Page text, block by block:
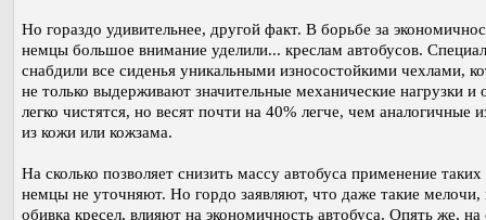
Но гораздо удивительнее, другой факт. В борьбе за
немцы большое внимание уделили... креслам автобусов.
снабдили все сиденья уникальными износостойкими чехлами,
не только выдерживают значительные механические нагрузки и
легко чистятся, но весят почти на 40% легче, чем аналогичные
из кожи или кожзама.
На сколько позволяет снизить массу автобуса применение таких
немцы не уточняют. Но гордо заявляют, что даже такие мелочи,
обивка кресел, влияют на экономичность автобуса. Опять же, на